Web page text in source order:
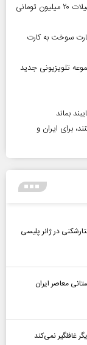
ثبت‌نام وام اربعین بازنشستگان کشوری آغاز شد | تسهیلات ۲۰ میلیون تومانی
کارت سوخت به کارت
را از دست دادیم/ پخش ۲ مجموعه تلویزیونی جدید
بماند
برای ایران و
در ژانر پلیسی
معاصر ایران
نمی‌کند